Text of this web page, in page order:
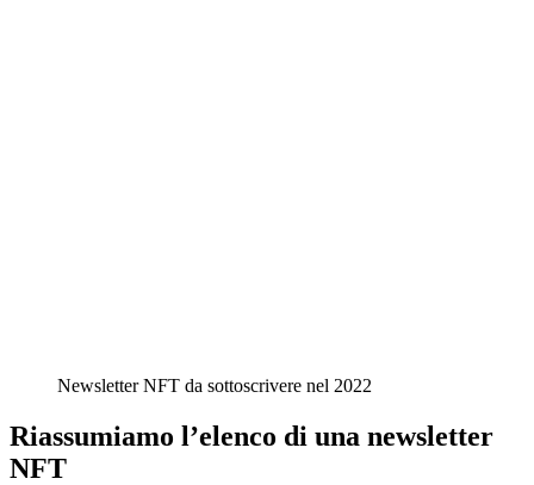
Newsletter NFT da sottoscrivere nel 2022
Riassumiamo l’elenco di una newsletter
NFT